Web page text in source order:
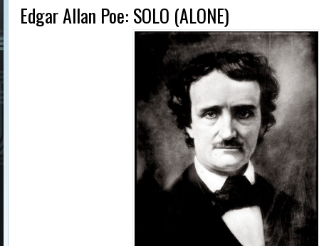
Edgar Allan Poe: SOLO (ALONE)